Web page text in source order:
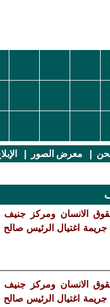
معرض الصور
الانسان ومركز جنيف
اغتيال الرئيس صالح
الانسان ومركز جنيف
اغتيال الرئيس صالح